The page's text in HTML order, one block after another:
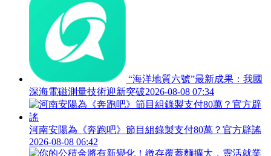
“海洋地質六號”最新成果：我國
深海電磁測量技術迎新突破2026-08-08 07:34
河南安陽為《奔跑吧》節目組錄製支付80萬？官方辟謠
2026-08-08 06:42